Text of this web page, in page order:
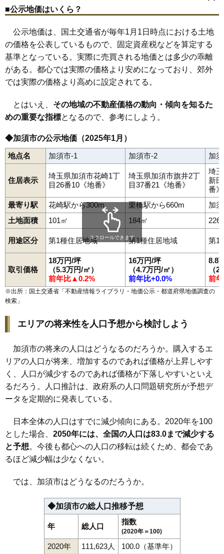
78 阿良川
80 串作 2.1万円 395万円 -9.5%
2.1万円 -14.5%
82 細間 2.0万円 215万円 -19.8%
83 佐波 1.9万円
85 割目 1.9万円 982万円 -5.1%
87 新川通 1.4万円
88 道目 231万円 -18.5%
-30.7%
90 飯積 1.1万円 273万円 -28.9%
91 大越 1.0万円 203万円 -29.7%
■公示地価はいくら？
公示地価は、国土交通省が毎年1月1日時点における土地
の価格を公表しているもので、固定資産税などを算定する
基準となっている。実際に売買される地価とは多少の乖離
がある。都心では実際の価格より安めになっており、郊外
では実際の価格より高めに設定されてる。
とはいえ、 その地域の不動産価格の動向・傾向を知るた
めの重要な指標となるので、参考にしよう。
◆加須市の公示地価（2025年1月）
地点名 加須市-1 加須市-2 加
住居表示
埼玉県加須市花崎1丁
目26番10《地番》
埼玉県加須市旗井2丁
目37番21《地番》
埼
新
番》
最寄り駅
花崎駅から300m 栗橋駅から660m
加
土地面積
101㎡ 184㎡ 226
用途区分 第1種住居地域 第1種住居地域 第1
取引価格
18万円/坪
（5.3万円/㎡）
前年比▲0.2%
16万円/坪
（4.7万円/㎡）
前年比+0.0%
8.8
（
前
スクロールできます
※出所：国土交通省「不動産情報ライブラリ・地価公示・都道府県地価調査の
検索 」
エリアの将来性を人口予想から検討しよう
加須市の将来の人口はどうなるのだろうか。購入するエ
リアの人口が将来、増加するのであれば価格が上昇しやす
く、人口が減少するのであれば価格が下落しやすいといえ
るだろう。人口推計は、政府系の人口問題研究所が予想デ
ータを定期的に発表している。
日本全体の人口はすでに減少傾向にある。2020年を100
とした場合、 2050年には、全国の人口は83.0まで減少する
と予想。今後も都心への人口の移転は続くため、都会であ
るほど減少幅は少なくない。
では、加須市はどうなるのだろうか。
◆加須市の総人口推移予想
年 総人口
指数
(2020年＝100)
2020年 111,623人
100.0（基準年）
馬内元町礼羽割目 阿佐間
内田ケ谷小野袋柏戸上崎上高柳上種足騎西北大桑北下新井
砂原外川外田ケ谷道地道目戸崎戸室中種足中ノ目中渡
根古屋旗井 日出安 細間間口向古河麦倉柳生弥兵衛陽光台
三俣
花崎駅加須駅新古河駅柳生駅